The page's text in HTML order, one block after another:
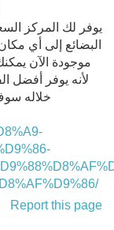
يوفر لك المركز
البضائع إلى أي
موجودة الآن
لأنه يوفر أفضل
خلاله
Report this page